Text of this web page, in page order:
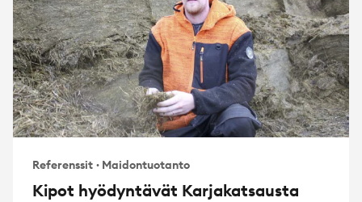
Referenssit · Maidontuotanto
Kipot hyödyntävät Karjakatsausta